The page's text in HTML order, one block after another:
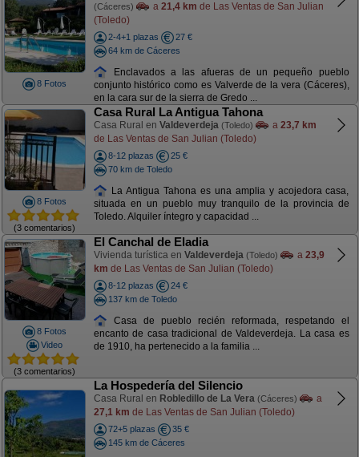
8 Fotos
(Cáceres) a 21,4 km de Las Ventas de San Julian
(Toledo)
2-4+1 plazas
27 €
64 km de Cáceres
Enclavados a las afueras de un pequeño pueblo
conjunto histórico como es Valverde de la vera (Cáceres),
en la cara sur de la sierra de Gredo ...
8 Fotos
(3 comentarios)
Casa Rural La Antigua Tahona
Casa Rural en Valdeverdeja (Toledo) a 23,7 km
de Las Ventas de San Julian (Toledo)
8-12 plazas
25 €
70 km de Toledo
La Antigua Tahona es una amplia y acojedora casa,
situada en un pueblo muy tranquilo de la provincia de
Toledo. Alquiler íntegro y capacidad ...
8 Fotos
Video
(3 comentarios)
El Canchal de Eladia
Vivienda turística en Valdeverdeja (Toledo) a 23,9
km de Las Ventas de San Julian (Toledo)
8-12 plazas
24 €
137 km de Toledo
Casa de pueblo recién reformada, respetando el
encanto de casa tradicional de Valdeverdeja. La casa es
de 1910, ha pertenecido a la familia ...
La Hospedería del Silencio
Casa Rural en Robledillo de La Vera (Cáceres)
a
27,1 km de Las Ventas de San Julian (Toledo)
72+5 plazas
35 €
145 km de Cáceres